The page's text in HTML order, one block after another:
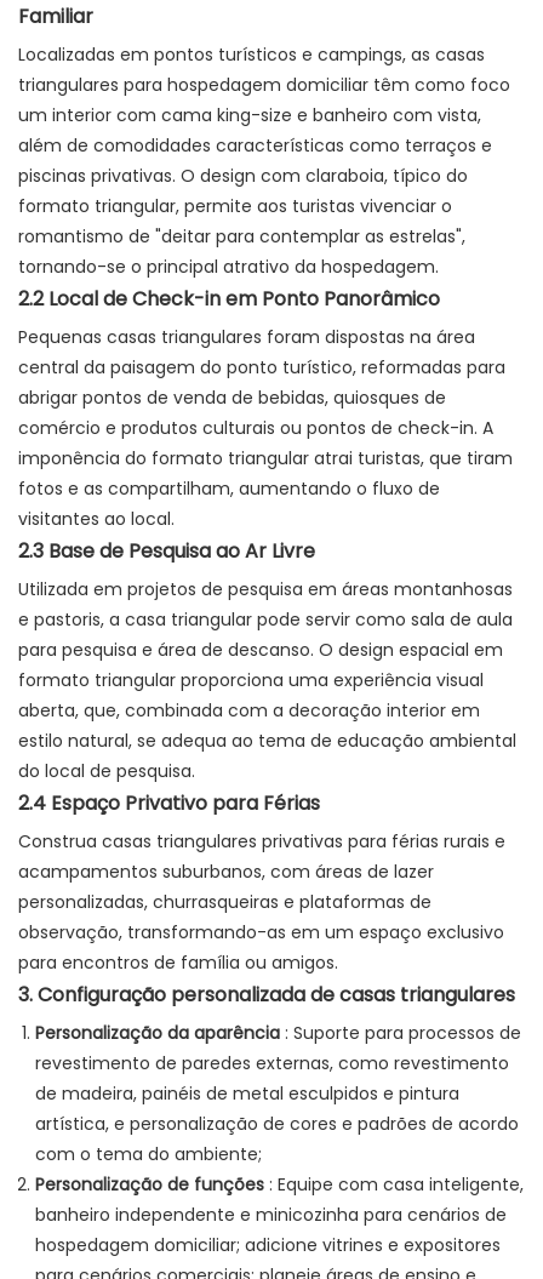
Familiar
Localizadas em pontos turísticos e campings, as casas
triangulares para hospedagem domiciliar têm como foco
um interior com cama king-size e banheiro com vista,
além de comodidades características como terraços e
piscinas privativas. O design com claraboia, típico do
formato triangular, permite aos turistas vivenciar o
romantismo de "deitar para contemplar as estrelas",
tornando-se o principal atrativo da hospedagem.
2.2 Local de Check-in em Ponto Panorâmico
Pequenas casas triangulares foram dispostas na área
central da paisagem do ponto turístico, reformadas para
abrigar pontos de venda de bebidas, quiosques de
comércio e produtos culturais ou pontos de check-in. A
imponência do formato triangular atrai turistas, que tiram
fotos e as compartilham, aumentando o fluxo de
visitantes ao local.
2.3 Base de Pesquisa ao Ar Livre
Utilizada em projetos de pesquisa em áreas montanhosas
e pastoris, a casa triangular pode servir como sala de aula
para pesquisa e área de descanso. O design espacial em
formato triangular proporciona uma experiência visual
aberta, que, combinada com a decoração interior em
estilo natural, se adequa ao tema de educação ambiental
do local de pesquisa.
2.4 Espaço Privativo para Férias
Construa casas triangulares privativas para férias rurais e
acampamentos suburbanos, com áreas de lazer
personalizadas, churrasqueiras e plataformas de
observação, transformando-as em um espaço exclusivo
para encontros de família ou amigos.
3. Configuração personalizada de casas triangulares
Personalização da aparência : Suporte para processos de
revestimento de paredes externas, como revestimento
de madeira, painéis de metal esculpidos e pintura
artística, e personalização de cores e padrões de acordo
com o tema do ambiente;
Personalização de funções : Equipe com casa inteligente,
banheiro independente e minicozinha para cenários de
hospedagem domiciliar; adicione vitrines e expositores